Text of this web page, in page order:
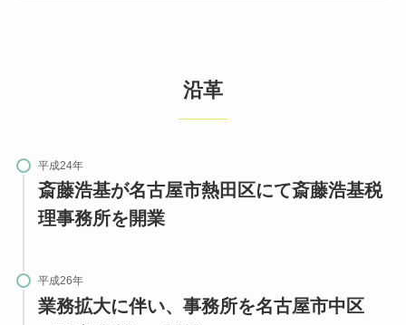
沿革
平成24年
斎藤浩基が名古屋市熱⽥区にて斎藤浩基税
理事務所を開業
平成26年
業務拡⼤に伴い、事務所を名古屋市中区